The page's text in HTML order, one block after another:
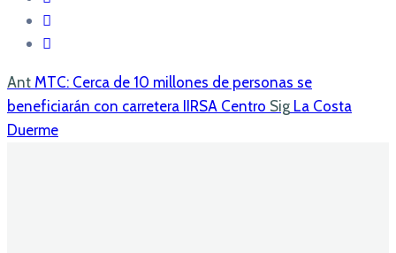
Ant MTC: Cerca de 10 millones de personas se
beneficiarán con carretera IIRSA Centro Sig La Costa
Duerme